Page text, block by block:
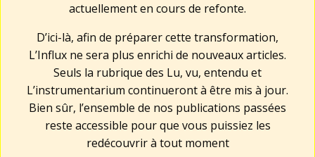
actuellement en cours de refonte.
D’ici-là, afin de préparer cette transformation,
L’Influx ne sera plus enrichi de nouveaux articles.
Seuls la rubrique des Lu, vu, entendu et
L’instrumentarium continueront à être mis à jour.
Bien sûr, l’ensemble de nos publications passées
reste accessible pour que vous puissiez les
redécouvrir à tout moment